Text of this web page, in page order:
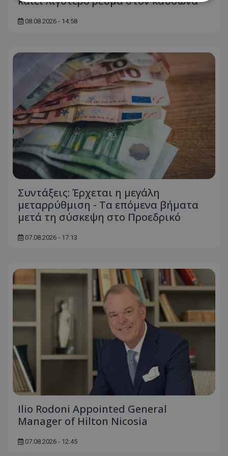
08.08.2026 - 14:58
Συντάξεις: Έρχεται η μεγάλη
μεταρρύθμιση - Τα επόμενα βήματα
μετά τη σύσκεψη στο Προεδρικό
07.08.2026 - 17:13
Ilio Rodoni Appointed General
Manager of Hilton Nicosia
07.08.2026 - 12:45
Απολύτως απαραίτητα
Μη ταξινομημένα
Τα απολύτως απαραίτητα cookies επιτρέπουν
βασικές λειτουργίες του ιστότοπου, όπως τη
σύνδεση χρήστη και τη διαχείριση λογαριασμού.
Ο ιστότοπος δεν μπορεί να χρησιμοποιηθεί σωστά
χωρίς τα απολύτως απαραίτητα cookies.
Ονοματεπώνυμο
Προμηθευτής
usprivacy
.lifenewscy.tothemaonline.com
ASP.NET_SessionId
VISITOR_PRIVACY_METADATA
YouTube